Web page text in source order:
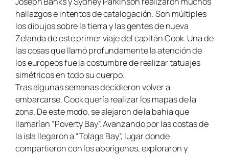
hallazgos e intentos de catalogación. Son múltiples
los dibujos sobre la tierra y las gentes de nueva
Zelanda de este primer viaje del capitán Cook. Una de
las cosas que llamó profundamente la atención de
los europeos fue la costumbre de realizar tatuajes
simétricos en todo su cuerpo.
Tras algunas semanas decidieron volver a
embarcarse. Cook quería realizar los mapas de la
zona. De este modo, se alejaron de la bahía que
llamarían “Poverty Bay”. Avanzando por las costas de
la isla llegaron a “Tolaga Bay”, lugar donde
compartieron con los aborígenes, exploraron y